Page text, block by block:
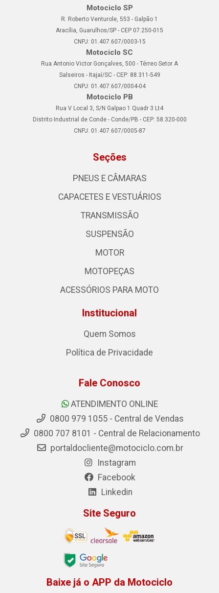
Motociclo SP
R. Roberto Venturole, 553 - Galpão 1
Aracília, Guarulhos/SP - CEP 07.250-015
CNPJ: 01.407.607/0003-15
Motociclo SC
Rua Antonio Victor Gonçalves, 500 - Térreo Setor A
Salseiros - Itajaí/SC - CEP: 88.311-549
CNPJ: 01.407.607/0004-04
Motociclo PB
Rua V Local 3, S/N Galpao 1 Quadr 3 Lt4
Distrito Industrial de Conde - Conde/PB - CEP: 58.320-000
CNPJ: 01.407.607/0005-87
Seções
PNEUS E CÂMARAS
CAPACETES E VESTUÁRIOS
TRANSMISSÃO
SUSPENSÃO
MOTOR
MOTOPEÇAS
ACESSÓRIOS PARA MOTO
Institucional
Quem Somos
Política de Privacidade
Fale Conosco
ATENDIMENTO ONLINE
0800 979 1055 - Central de Vendas
0800 707 8101 - Central de Relacionamento
portaldocliente@motociclo.com.br
Instagram
Facebook
Linkedin
Site Seguro
Baixe já o APP da Motociclo